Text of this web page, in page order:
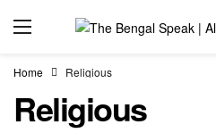
Home Religious
Religious